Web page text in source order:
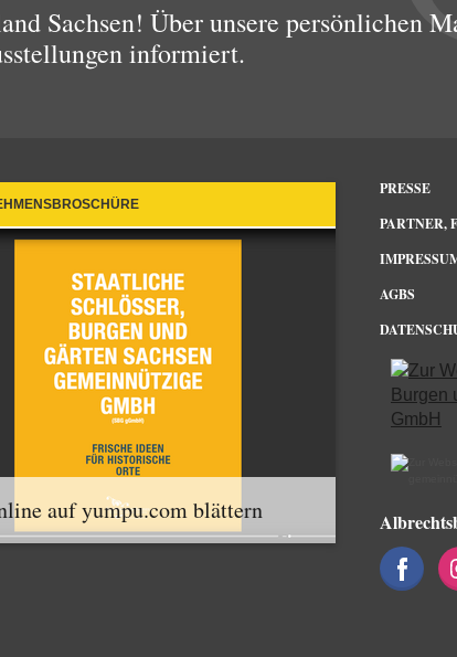
Sachsen! Über unsere persönlichen
informiert.
auf yumpu.com blättern
PRESSE
PARTNER,
AGBS